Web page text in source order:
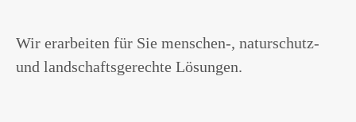
Wir erarbeiten für Sie menschen-, naturschutz-
und landschaftsgerechte Lösungen.